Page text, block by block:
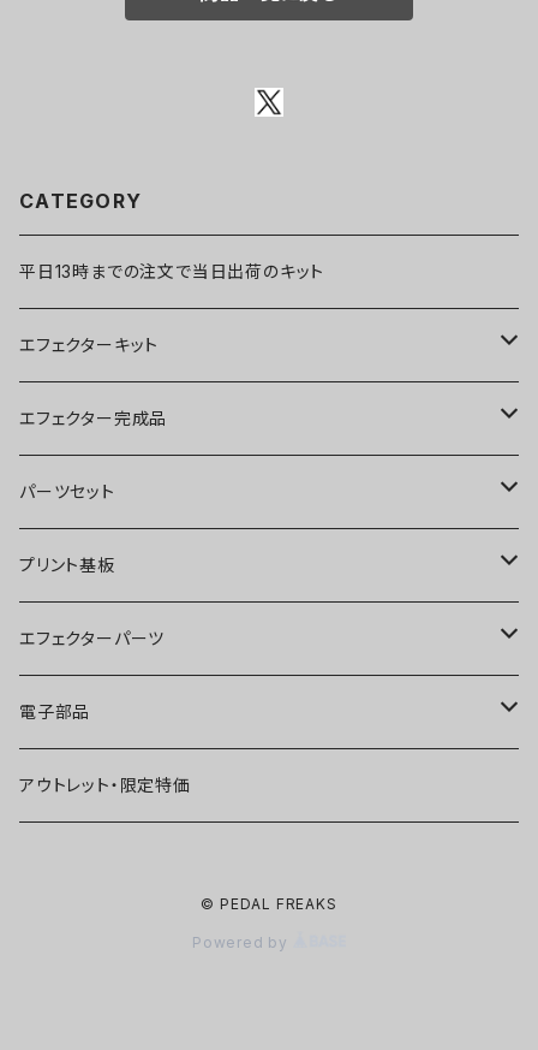
CATEGORY
平日13時までの注文で当日出荷のキット
エフェクターキット
ブースター
オーバードライブ
ディストーション
ファズ
プリアンプ
空間系
エフェクター完成品
ブースター
オーバードライブ
ディストーション
ファズ
空間系
パーツセット
ブースター
オーバードライブ
ディストーション
ファズ
プリント基板
オーバードライブ
ディストーション
ファズ
エフェクターパーツ
スイッチ
ジャック
電子部品
IC
アウトレット・限定特価
© PEDAL FREAKS
Powered by